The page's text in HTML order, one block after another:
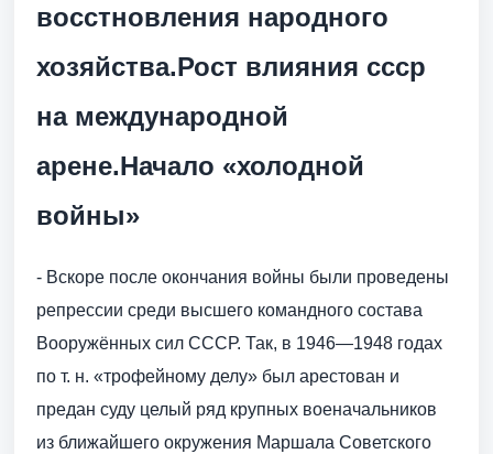
восстновления народного
хозяйства.Рост влияния ссср
на международной
арене.Начало «холодной
войны»
- Вскоре после окончания войны были проведены
репрессии среди высшего командного состава
Вооружённых сил СССР. Так, в 1946—1948 годах
по т. н. «трофейному делу» был арестован и
предан суду целый ряд крупных военачальников
из ближайшего окружения Маршала Советского